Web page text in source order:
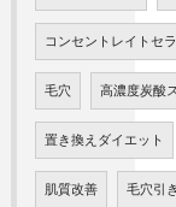
コンセントレイトセ
毛穴 高濃度炭酸
置き換えダイエット
肌質改善 毛穴引